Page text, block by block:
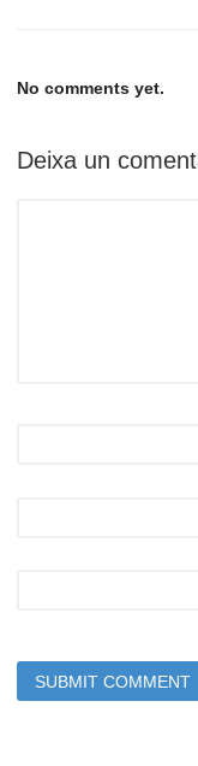
No comments yet.
Deixa un